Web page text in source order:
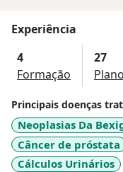
Experiência
4
Formação
27
Principais doenças
Neoplasias Da
Câncer de próstata
Cálculos Urinários